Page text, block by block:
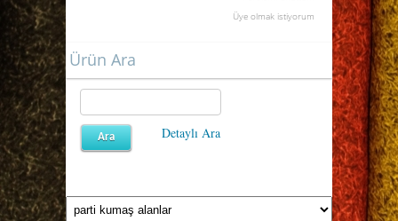
Üye olmak istiyorum
Ürün Ara
Detaylı Ara